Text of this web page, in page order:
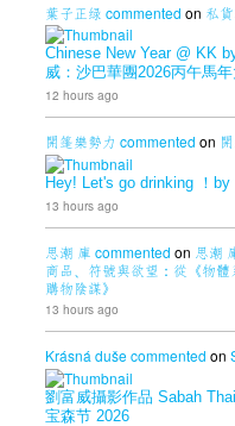
葉子正绿 commented on 私
Chinese New Year @ KK
威：沙巴華團2026丙午馬
12 hours ago
開篷樂勢力 commented on
Hey! Let's go drinking ！
13 hours ago
思潮 庫 commented on 思潮
商品、符號與欲望：從《物體
購物陰謀》
13 hours ago
Krásná dušecommented on
劉富威攝影作品 Sabah
宝森节 2026